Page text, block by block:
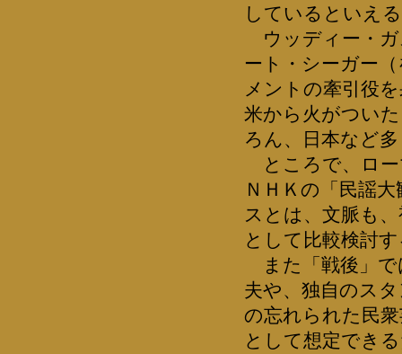
しているといえ
ウッディー・ガ
ート・シーガー
メントの牽引役
米から火がつい
ろん、日本など
ところで、ロー
ＮＨＫの「民謡
スとは、文脈も
として比較検討
また「戦後」で
夫や、独自のス
の忘れられた民
として想定でき